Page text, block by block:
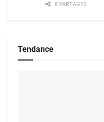
8 PARTAGES
Tendance